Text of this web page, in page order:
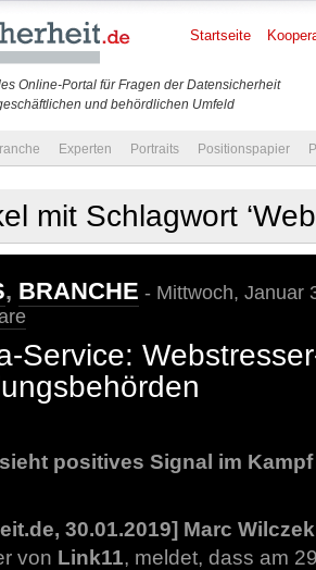
Online-Portal für Fragen der Datensicherheit
und behördlichen Umfeld
Startseite
Experten Portraits Positionspapier
mit Schlagwort
, BRANCHE - Mittwoch, Januar
Service:
positives Signal im
30.01.2019] Marc Wilczek
von Link11, meldet, dass am